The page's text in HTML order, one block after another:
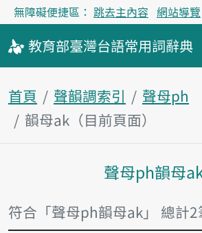
無障礙便捷區： 跳去主內容 網站導覽
教育部臺灣台語常用詞辭典
首頁 聲韻調索引
聲母ph
韻母ak（目前頁面）
主內容
聲母ph韻母
符合「聲母ph韻母ak」 總計